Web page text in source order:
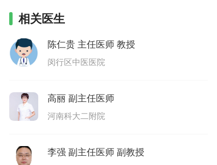
相关医生
陈仁贵 主任医师 教授
闵行区中医医院
高丽 副主任医师
河南科大二附院
李强 副主任医师 副教授